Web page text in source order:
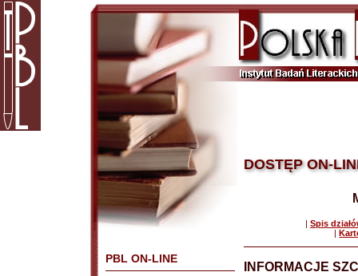
PBL ON-LINE
DOSTĘP ON-
| Spis
|
INFORMACJE